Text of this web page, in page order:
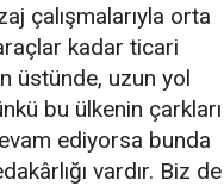
çalışmalarıyla orta
kadar ticari
üstünde, uzun yol
bu ülkenin çarkları
ediyorsa bunda
vardır. Biz de